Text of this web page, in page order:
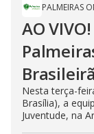
PALMEIRAS
AO
Nesta terça-
Brasília), a
Juventude, na